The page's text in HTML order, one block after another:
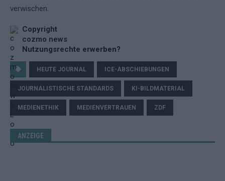
verwischen.
Copyright
cozmo news
Nutzungsrechte erwerben?
HEUTE JOURNAL ICE-ABSCHIEBUNGEN
JOURNALISTISCHE STANDARDS KI-BILDMATERIAL
MEDIENETHIK MEDIENVERTRAUEN ZDF
ANZEIGE